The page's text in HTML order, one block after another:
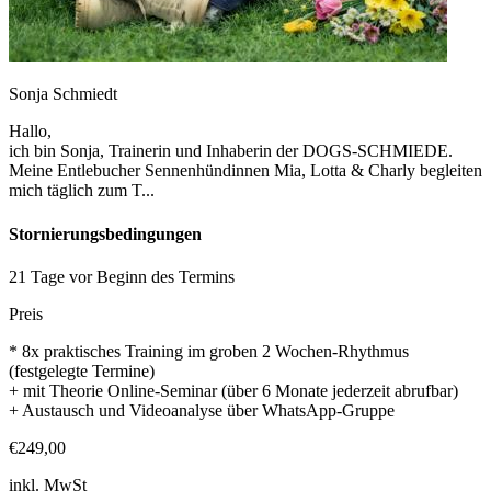
Sonja Schmiedt
Hallo,
ich bin Sonja, Trainerin und Inhaberin der DOGS-SCHMIEDE.
Meine Entlebucher Sennenhündinnen Mia, Lotta & Charly begleiten
mich täglich zum T...
Stornierungsbedingungen
21 Tage vor Beginn des Termins
Preis
* 8x praktisches Training im groben 2 Wochen-Rhythmus
(festgelegte Termine)
+ mit Theorie Online-Seminar (über 6 Monate jederzeit abrufbar)
+ Austausch und Videoanalyse über WhatsApp-Gruppe
€249,00
inkl. MwSt